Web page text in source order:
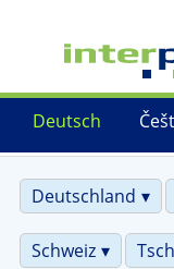
Deutsch
Tschechien
Deutschland
Schweiz